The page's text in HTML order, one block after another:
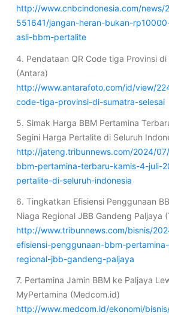
http://www.cnbcindonesia.com/
551641/jangan-heran-bukan-
asli-bbm-pertalite
4. Pendataan QR Code tiga Provinsi di
(Antara)
http://www.antarafoto.com/id/view/
code-tiga-provinsi-di-sumatra-selesai
5. Simak Harga BBM Pertamina
Segini Harga Pertalite di Seluruh
http://jateng.tribunnews.com/2024/
bbm-pertamina-terbaru-kamis-4-juli-
pertalite-di-seluruh-indonesia
6. Tingkatkan Efisiensi Penggunaan
Niaga Regional JBB Gandeng Paljaya
http://www.tribunnews.com/bisnis/
efisiensi-penggunaan-bbm-
regional-jbb-gandeng-paljaya
7. Pertamina Jamin BBM ke Paljaya
MyPertamina (Medcom.id)
http://www.medcom.id/ekonomi/